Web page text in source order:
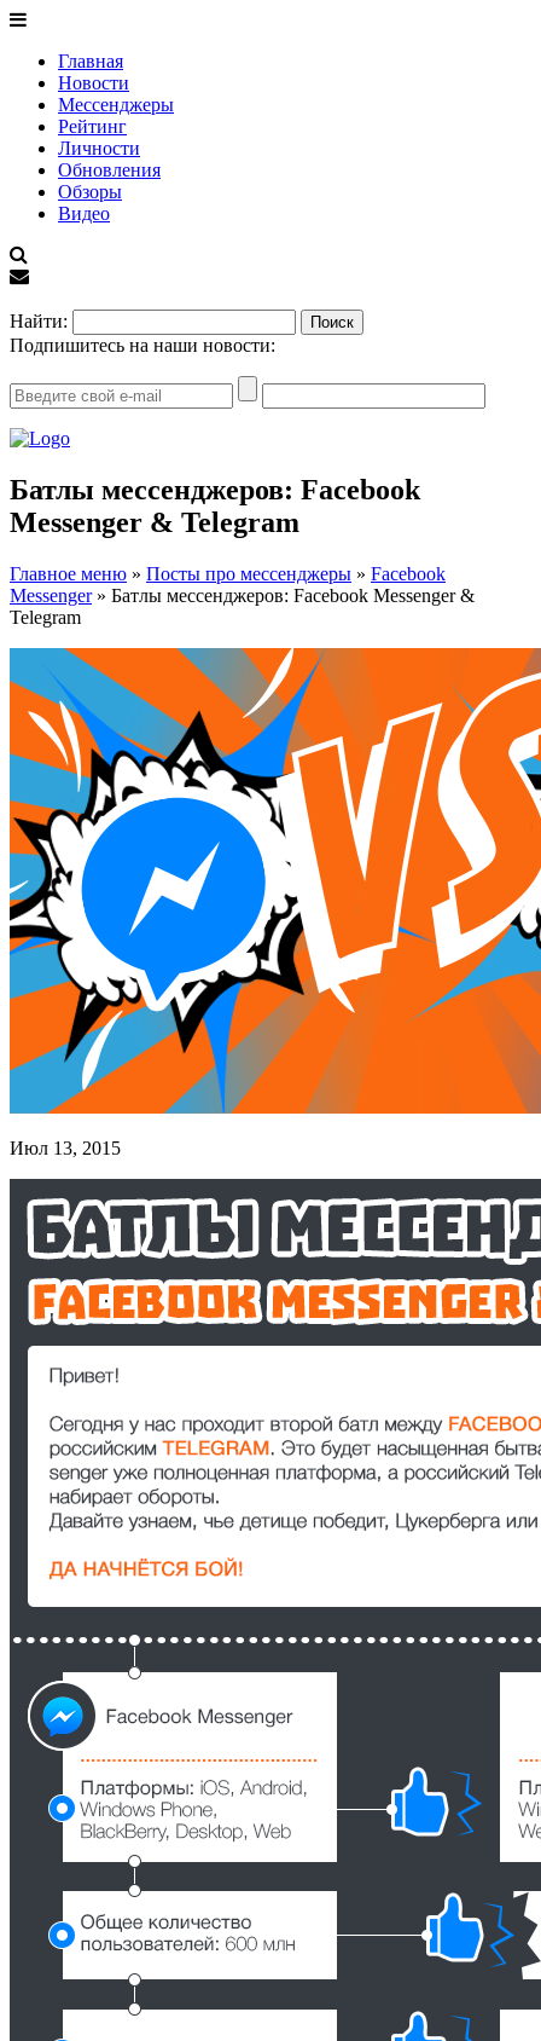
Главная
Новости
Мессенджеры
Рейтинг
Личности
Обновления
Обзоры
Видео
Найти:
Подпишитесь на наши новости:
Батлы мессенджеров: Facebook
Messenger & Telegram
Главное меню » Посты про мессенджеры » Facebook
Messenger» Батлы мессенджеров: Facebook Messenger &
Telegram
Июл 13, 2015